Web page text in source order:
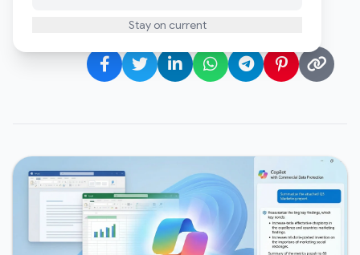
Stay on current
มีนาคม 26, 2026• 2 minutes to read